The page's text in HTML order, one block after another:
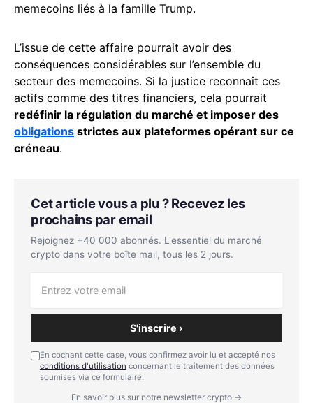
memecoins liés à la famille Trump.
L’issue de cette affaire pourrait avoir des
conséquences considérables sur l’ensemble du
secteur des memecoins. Si la justice reconnaît ces
actifs comme des titres financiers, cela pourrait
redéfinir la régulation du marché et imposer des
obligations strictes aux plateformes opérant sur ce
créneau.
Cet article vous a plu ? Recevez les
prochains par email
Rejoignez +40 000 abonnés. L'essentiel du marché
crypto dans votre boîte mail, tous les 2 jours.
S'inscrire ›
En cochant cette case, vous confirmez avoir lu et accepté nos
conditions d'utilisation concernant le traitement des données
soumises via ce formulaire.
En savoir plus sur notre newsletter crypto →